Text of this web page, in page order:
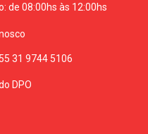
de 08:00hs às 12:00hs
31 9744 5106
DPO